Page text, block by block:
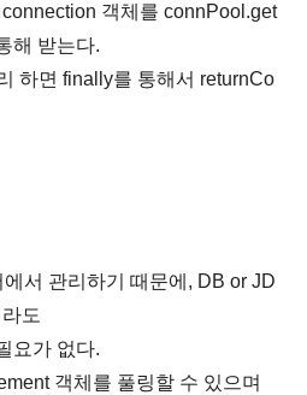
객체를 connPool.get
해 받는다.
하면 finally를 통해서 returnCo
서 관리하기 때문에, DB or JD
도
요가 없다.
객체를 풀링할 수 있으며